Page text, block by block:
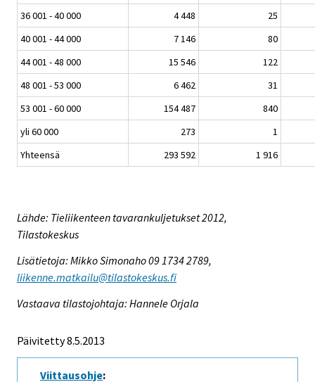
36 001 - 40 000
4 448
25
40 001 - 44 000
7 146
80
44 001 - 48 000
15 546
122
48 001 - 53 000
6 462
31
53 001 - 60 000
154 487
840
yli 60 000
273
1
Yhteensä
293 592 1 916
Lähde: Tieliikenteen tavarankuljetukset 2012,
Tilastokeskus
Lisätietoja: Mikko Simonaho 09 1734 2789,
liikenne.matkailu@tilastokeskus.fi
Vastaava tilastojohtaja: Hannele Orjala
Päivitetty 8.5.2013
Viittausohje: